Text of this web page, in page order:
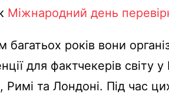
Міжнародний день
багатьох років вони
для фактчекерів світу
Римі та Лондоні. Під час